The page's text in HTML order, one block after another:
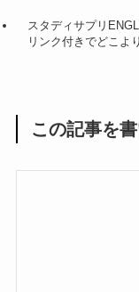
スタディサプリ
リンク付きでどこよ
この記事を